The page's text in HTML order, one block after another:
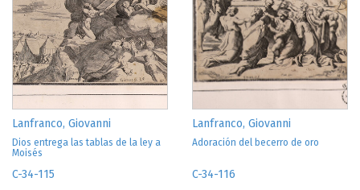
Lanfranco, Giovanni
Dios entrega las tablas de la ley a
Moisés
Lanfranco, Giovanni
Adoración del becerro de oro
C-34-115 C-34-116